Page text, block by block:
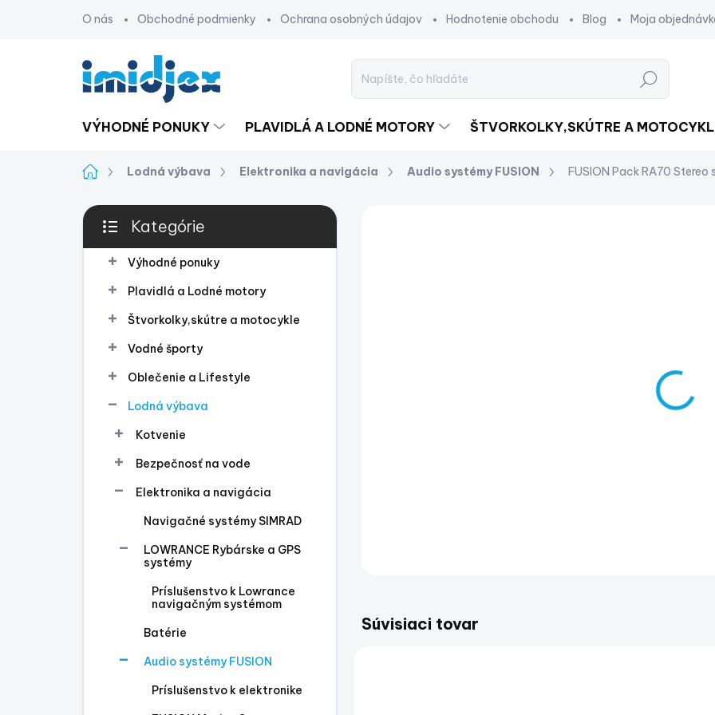
O nás Obchodné podmienky Ochrana osobných údajov Hodnotenie obchodu Blog Moja
Hľadať
VÝHODNÉ PONUKY PLAVIDLÁ A LODNÉ MOTORY ŠTVORKOLKY,SKÚTRE A
DomovLodná výbava Elektronika a navigácia Audio systémy FUSION FUSION Pack RA70 Stereo
B
č
Preskočiť
kategórie
Kategórie
Výhodné ponuky
Plavidlá a Lodné motory
Štvorkolky,skútre a motocykle
Vodné športy
Oblečenie a Lifestyle
Lodná výbava
Kotvenie
Bezpečnosť na vode
Elektronika a navigácia
Navigačné systémy SIMRAD
LOWRANCE Rybárske a GPS
systémy
Príslušenstvo k Lowrance
navigačným systémom
Batérie
Audio systémy FUSION
Príslušenstvo k elektronike
Súvisiaci tovar